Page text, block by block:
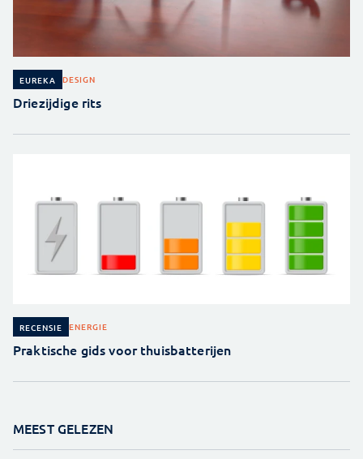
EUREKA DESIGN
Driezijdige rits
RECENSIE ENERGIE
Praktische gids voor thuisbatterijen
MEEST GELEZEN